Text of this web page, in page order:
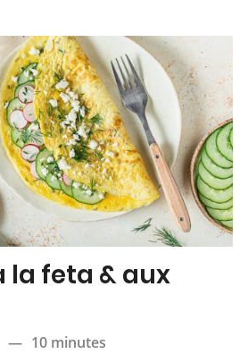
la feta & aux
— 10 minutes